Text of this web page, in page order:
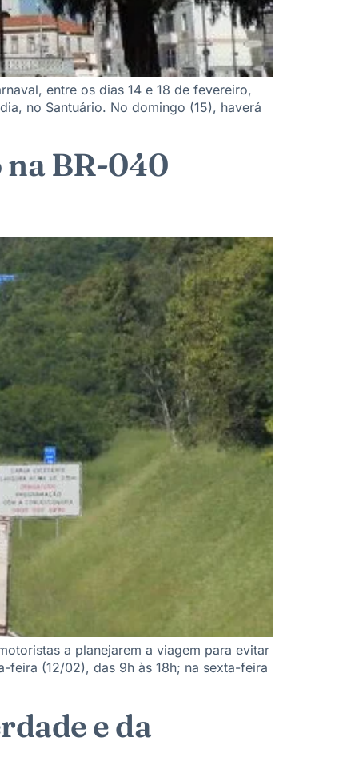
entre os dias 14 e 18 de fevereiro,
no Santuário. No domingo (15), haverá
na BR-040
a planejarem a viagem para evitar
(12/02), das 9h às 18h; na sexta-feira
e da